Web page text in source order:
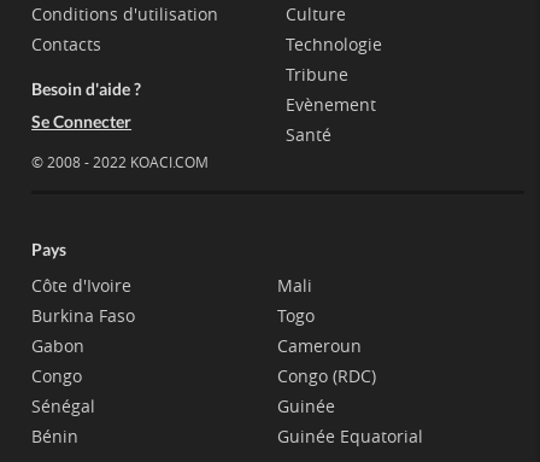
Conditions d'utilisation
Contacts
Besoin d'aide ?
Se Connecter
© 2008 - 2022 KOACI.COM
Culture
Technologie
Tribune
Evènement
Santé
Pays
Côte d'Ivoire
Burkina Faso
Gabon
Congo
Sénégal
Bénin
Mali
Togo
Cameroun
Congo (RDC)
Guinée
Guinée Equatorial